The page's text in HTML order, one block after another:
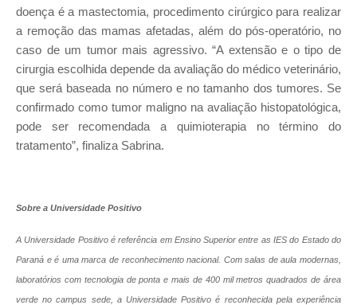
doença é a mastectomia, procedimento cirúrgico para realizar
a remoção das mamas afetadas, além do pós-operatório, no
caso de um tumor mais agressivo. “A extensão e o tipo de
cirurgia escolhida depende da avaliação do médico veterinário,
que será baseada no número e no tamanho dos tumores. Se
confirmado como tumor maligno na avaliação histopatológica,
pode ser recomendada a quimioterapia no término do
tratamento”, finaliza Sabrina.
Sobre a Universidade Positivo
A Universidade Positivo é referência em Ensino Superior entre as IES do Estado do
Paraná e é uma marca de reconhecimento nacional. Com salas de aula modernas,
laboratórios com tecnologia de ponta e mais de 400 mil metros quadrados de área
verdeno campus sede, a Universidade Positivo é reconhecida pela experiência